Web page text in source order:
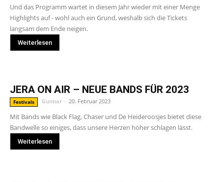
Und das Programm wartet in diesem Jahr wieder mit einer Menge
Highlights auf - wohl auch ein Grund, weshalb sich die Tickets
langsam dem Ende neigen.
Weiterlesen
JERA ON AIR – NEUE BANDS FÜR 2023
Festivals Gunnar - 20. Februar 2023
Mit Bands wie Black Flag, Chaser und De Heideroosjes bietet diese
Bandwelle so einiges, dass unsere Herzen höher schlagen lässt.
Weiterlesen